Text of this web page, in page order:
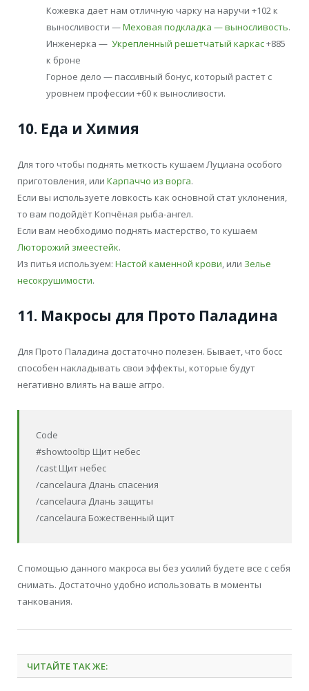
Кожевка дает нам отличную чарку на наручи +102 к
выносливости —Меховая подкладка — выносливость.
Инженерка — Укрепленный решетчатый каркас+885
к броне
Горное дело — пассивный бонус, который растет с
уровнем профессии +60 к выносливости.
10. Еда и Химия
Для того чтобы поднять меткость кушаем Луциана особого
приготовления, или Карпаччо из ворга.
Если вы используете ловкость как основной стат уклонения,
то вам подойдёт Копчёная рыба-ангел.
Если вам необходимо поднять мастерство, то кушаем
Люторожий змеестейк.
Из питья используем: Настой каменной крови, или Зелье
несокрушимости.
11. Макросы для Прото Паладина
Для Прото Паладина достаточно полезен. Бывает, что босс
способен накладывать свои эффекты, которые будут
негативно влиять на ваше аггро.
Code
#showtooltip Щит небес
/cast Щит небес
/cancelaura Длань спасения
/cancelaura Длань защиты
/cancelaura Божественный щит
С помощью данного макроса вы без усилий будете все с себя
снимать. Достаточно удобно использовать в моменты
танкования.
ЧИТАЙТЕ ТАК ЖЕ: